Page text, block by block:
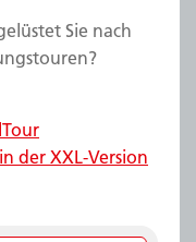
Sie nach
in der XXL-Version